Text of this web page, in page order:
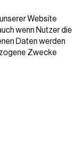
Website
wenn Nutzer die
Daten werden
Zwecke